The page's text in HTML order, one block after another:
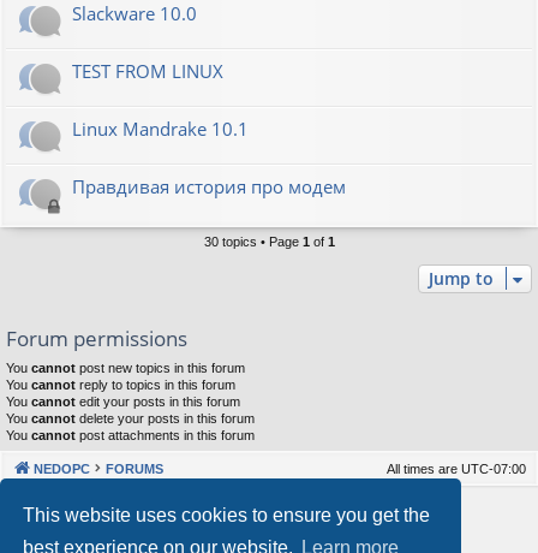
This website uses cookies to ensure you get the
best experience on our website.
Learn more
Slackware 10.0
TEST FROM LINUX
Linux Mandrake 10.1
Правдивая история про модем
30 topics • Page 1 of 1
Jump to
Forum permissions
You cannot post new topics in this forum
You cannot reply to topics in this forum
You cannot edit your posts in this forum
You cannot delete your posts in this forum
You cannot post attachments in this forum
NEDOPC FORUMS All times are UTC-07:00
Powered by phpBB® Forum Software © phpBB Limited
Our VPS Hosting By RimuHosting